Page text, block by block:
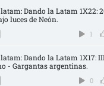
Dando la Latam 1X22:
luces de Neón.
1
Dando la Latam 1X17:
- Gargantas argentinas.
0